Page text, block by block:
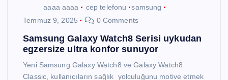
aaaa aaaa cep telefonu
samsung
Temmuz 9, 2025
0 Comments
Samsung Galaxy Watch8 Serisi uykudan
egzersize ultra konfor sunuyor
Yeni Samsung Galaxy Watch8 ve Galaxy Watch8
Classic, kullanıcıların sağlık yolculuğunu motive etmek